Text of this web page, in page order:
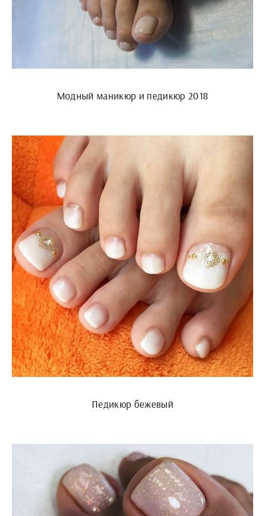
Модный маникюр и педикюр 2018
Педикюр бежевый